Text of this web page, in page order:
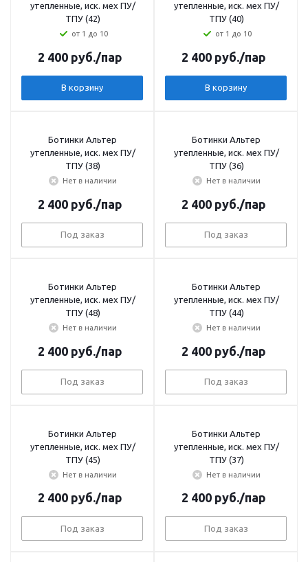
утепленные, иск. мех ПУ/
ТПУ (42)
от 1 до 10
2 400 руб./пар
В корзину
утепленные, иск. мех ПУ/
ТПУ (40)
от 1 до 10
2 400 руб./пар
В корзину
Ботинки Альтер
утепленные, иск. мех ПУ/
ТПУ (38)
Нет в наличии
2 400 руб./пар
Под заказ
Ботинки Альтер
утепленные, иск. мех ПУ/
ТПУ (36)
Нет в наличии
2 400 руб./пар
Под заказ
Ботинки Альтер
утепленные, иск. мех ПУ/
ТПУ (48)
Нет в наличии
2 400 руб./пар
Под заказ
Ботинки Альтер
утепленные, иск. мех ПУ/
ТПУ (44)
Нет в наличии
2 400 руб./пар
Под заказ
Ботинки Альтер
утепленные, иск. мех ПУ/
ТПУ (45)
Нет в наличии
2 400 руб./пар
Под заказ
Ботинки Альтер
утепленные, иск. мех ПУ/
ТПУ (37)
Нет в наличии
2 400 руб./пар
Под заказ